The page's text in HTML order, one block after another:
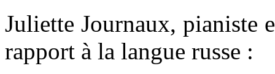
Juliette Journaux, pianiste
rapport à la langue russe :